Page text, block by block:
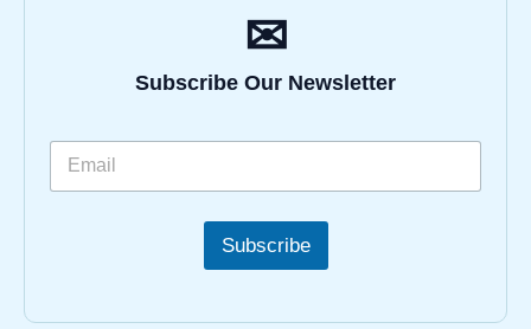
✉
Subscribe Our Newsletter
Subscribe